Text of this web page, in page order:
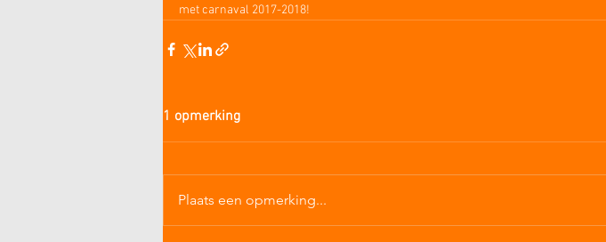
met carnaval 2017-2018!
1 opmerking
Plaats een opmerking...